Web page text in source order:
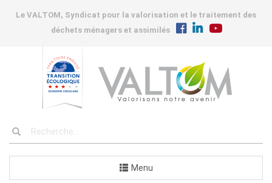
Le VALTOM, Syndicat pour la valorisation et le traitement des
déchets ménagers et assimilés
Menu